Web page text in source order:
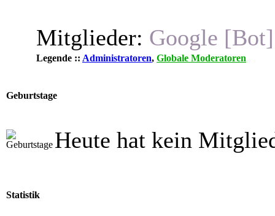
Mitglieder: Google [Bot]
Legende :: Administratoren, Globale Moderatoren
Geburtstage
Heute hat kein
Statistik